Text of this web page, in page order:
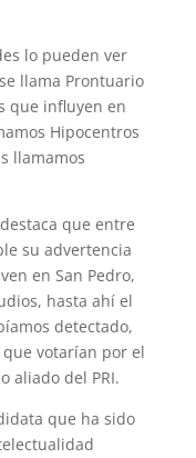
lo pueden ver
llama Prontuario
que influyen en
Hipocentros
llamamos
que entre
su advertencia
en San Pedro,
hasta ahí el
detectado,
votarían por el
aliado del PRI.
que ha sido